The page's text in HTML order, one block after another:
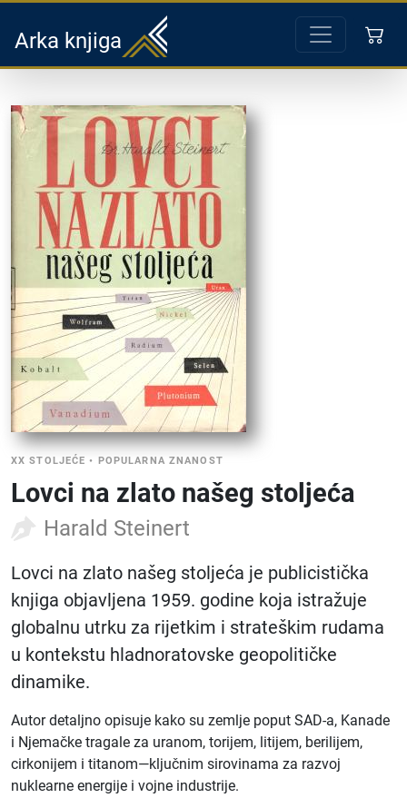
Arka knjiga
XX STOLJEĆE • POPULARNA ZNANOST
Lovci na zlato našeg stoljeća
Harald Steinert
Lovci na zlato našeg stoljeća je publicistička
knjiga objavljena 1959. godine koja istražuje
globalnu utrku za rijetkim i strateškim rudama
u kontekstu hladnoratovske geopolitičke
dinamike.
Autor detaljno opisuje kako su zemlje poput SAD-a, Kanade
i Njemačke tragale za uranom, torijem, litijem, berilijem,
cirkonijem i titanom—ključnim sirovinama za razvoj
nuklearne energije i vojne industrije.